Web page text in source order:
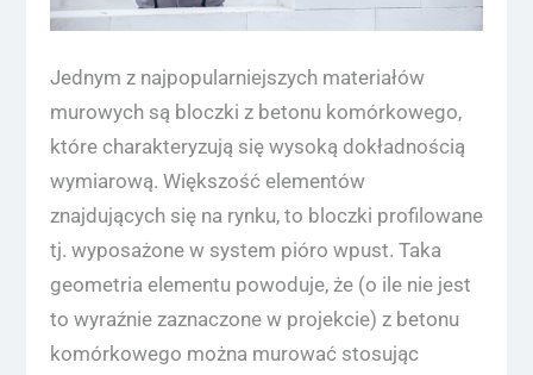
Jednym z najpopularniejszych materiałów
murowych są bloczki z betonu komórkowego,
które charakteryzują się wysoką dokładnością
wymiarową. Większość elementów
znajdujących się na rynku, to bloczki profilowane
tj. wyposażone w system pióro wpust. Taka
geometria elementu powoduje, że (o ile nie jest
to wyraźnie zaznaczone w projekcie) z betonu
komórkowego można murować stosując